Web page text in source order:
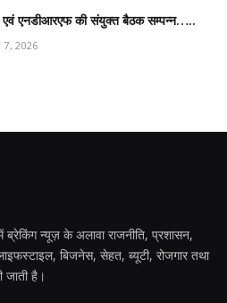
एवं एनडीआरएफ की संयुक्त बैठक सम्पन्न…..
7, 2026
ब्रेकिंग न्यूज़ के अलावा राजनीति, प्रशासन,
बिजनेस, सेहत, ब्यूटी, रोजगार तथा
है।